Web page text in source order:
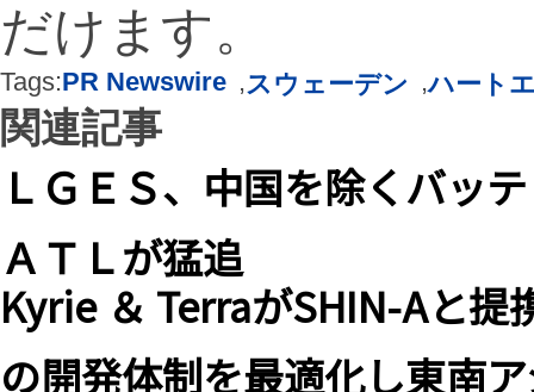
だけます。
Tags:PR Newswire ,スウェーデン ,ハート
関連記事
ＬＧＥＳ、中国を除くバ
ＡＴＬが猛追
Kyrie ＆ TerraがSHIN-Aと
の開発体制を最適化し東南